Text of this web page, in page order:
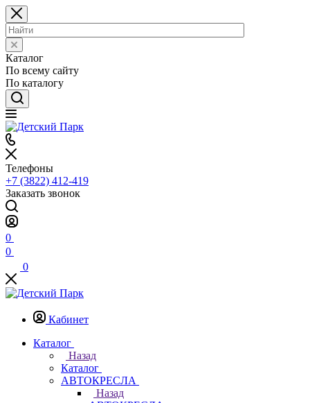
Каталог
По всему сайту
По каталогу
Телефоны
+7 (3822) 412-419
Заказать звонок
0
0
0
Кабинет
Каталог
Назад
Каталог
АВТОКРЕСЛА
Назад